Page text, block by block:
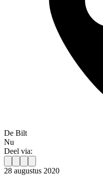
De Bilt
Nu
Deel via:
28 augustus 2020